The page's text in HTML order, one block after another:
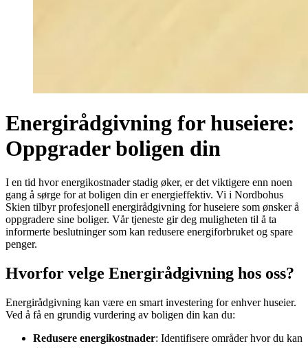
Energirådgivning for huseiere:
Oppgrader boligen din
I en tid hvor energikostnader stadig øker, er det viktigere enn noen
gang å sørge for at boligen din er energieffektiv. Vi i Nordbohus
Skien tilbyr profesjonell energirådgivning for huseiere som ønsker å
oppgradere sine boliger. Vår tjeneste gir deg muligheten til å ta
informerte beslutninger som kan redusere energiforbruket og spare
penger.
Hvorfor velge Energirådgivning hos oss?
Energirådgivning kan være en smart investering for enhver huseier.
Ved å få en grundig vurdering av boligen din kan du:
Redusere energikostnader: Identifisere områder hvor du kan